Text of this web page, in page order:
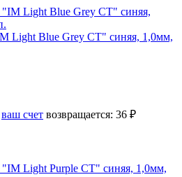
Light Blue Grey CT" синяя, 1,0мм,
ваш счет возвращается: 36 ₽